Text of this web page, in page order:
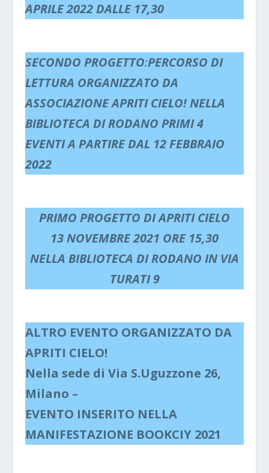
APRILE 2022 DALLE 17,30
SECONDO PROGETTO:PERCORSO DI
LETTURA ORGANIZZATO DA
ASSOCIAZIONE APRITI CIELO! NELLA
BIBLIOTECA DI RODANO PRIMI 4
EVENTI A PARTIRE DAL 12 FEBBRAIO
2022
PRIMO PROGETTO DI APRITI CIELO
13 NOVEMBRE 2021 ORE 15,30
NELLA BIBLIOTECA DI RODANO IN VIA
TURATI 9
ALTRO EVENTO ORGANIZZATO DA
APRITI CIELO!
Nella sede di Via S.Uguzzone 26,
Milano –
EVENTO INSERITO NELLA
MANIFESTAZIONE BOOKCIY 2021